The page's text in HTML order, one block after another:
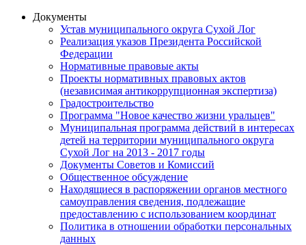
Документы
Устав муниципального округа Сухой Лог
Реализация указов Президента Российской
Федерации
Нормативные правовые акты
Проекты нормативных правовых актов
(независимая антикоррупционная экспертиза)
Градостроительство
Программа "Новое качество жизни уральцев"
Муниципальная программа действий в интересах
детей на территории муниципального округа
Сухой Лог на 2013 - 2017 годы
Документы Советов и Комиссий
Общественное обсуждение
Находящиеся в распоряжении органов местного
самоуправления сведения, подлежащие
предоставлению с использованием координат
Политика в отношении обработки персональных
данных